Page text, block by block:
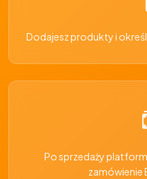
Dodajesz produkty i
Po sprzedaży
zamówienie